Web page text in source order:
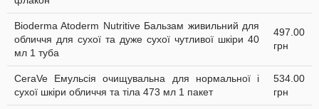
Bioderma Atoderm Nutritive Бальзам живильний для
обличчя для сухої та дуже сухої чутливої шкіри 40
мл 1 туба
497.00
грн
CeraVe Емульсія очищувальна для нормальної і
сухої шкіри обличчя та тіла 473 мл 1 пакет
534.00
грн